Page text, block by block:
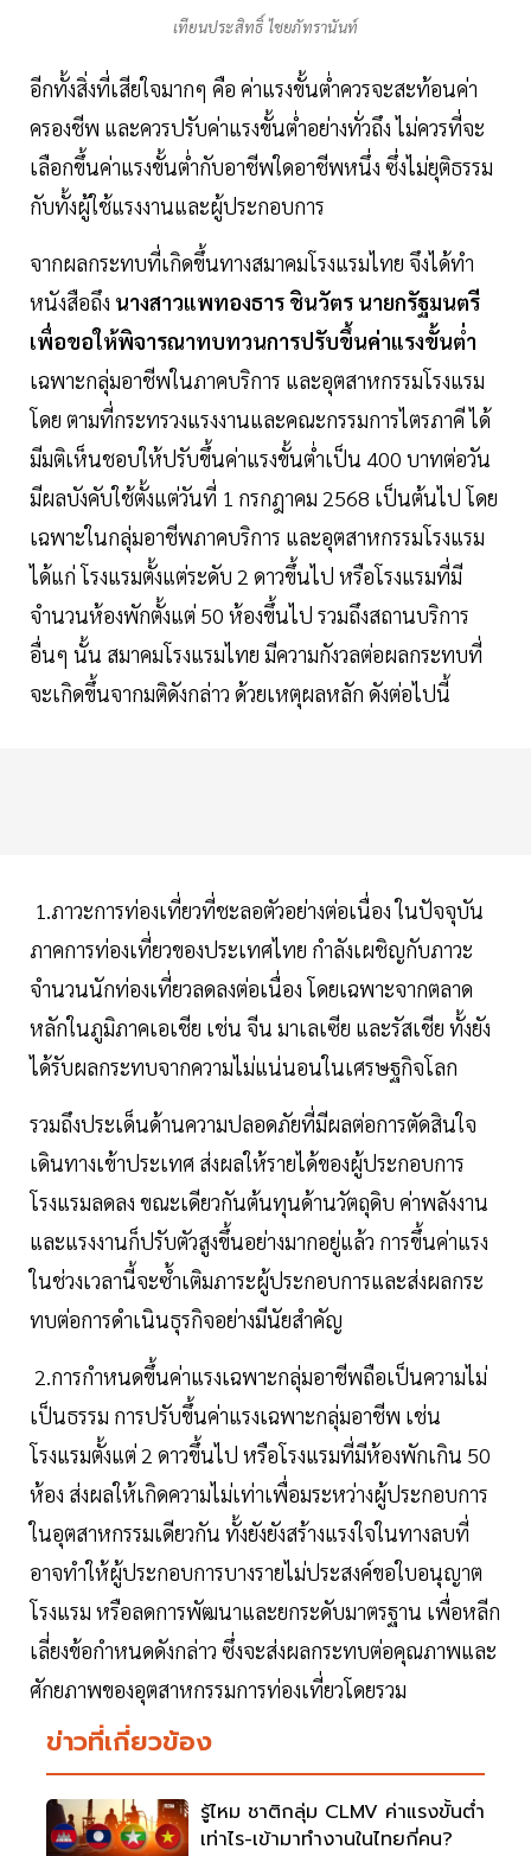
เทียนประสิทธิ์ ไชยภัทรานันท์
อีกทั้งสิ่งที่เสียใจมากๆ คือ ค่าแรงขั้นต่ำควรจะสะท้อนค่า
ครองชีพ และควรปรับค่าแรงขั้นต่ำอย่างทั่วถึง ไม่ควรที่จะ
เลือกขึ้นค่าแรงขั้นต่ำกับอาชีพใดอาชีพหนึ่ง ซึ่งไม่ยุติธรรม
กับทั้งผู้ใช้แรงงานและผู้ประกอบการ
จากผลกระทบที่เกิดขึ้นทางสมาคมโรงแรมไทย จึงได้ทำ
หนังสือถึง นางสาวแพทองธาร ชินวัตร นายกรัฐมนตรี
เพื่อขอให้พิจารณาทบทวนการปรับขึ้นค่าแรงขั้นต่ำ
เฉพาะกลุ่มอาชีพในภาคบริการ และอุตสาหกรรมโรงแรม
โดย ตามที่กระทรวงแรงงานและคณะกรรมการไตรภาคี ได้
มีมติเห็นชอบให้ปรับขึ้นค่าแรงขั้นต่ำเป็น 400 บาทต่อวัน
มีผลบังคับใช้ตั้งแต่วันที่ 1 กรกฎาคม 2568 เป็นต้นไป โดย
เฉพาะในกลุ่มอาชีพภาคบริการ และอุตสาหกรรมโรงแรม
ได้แก่ โรงแรมตั้งแต่ระดับ 2 ดาวขึ้นไป หรือโรงแรมที่มี
จำนวนห้องพักตั้งแต่ 50 ห้องขึ้นไป รวมถึงสถานบริการ
อื่นๆ นั้น สมาคมโรงแรมไทย มีความกังวลต่อผลกระทบที่
จะเกิดขึ้นจากมติดังกล่าว ด้วยเหตุผลหลัก ดังต่อไปนี้
1.ภาวะการท่องเที่ยวที่ชะลอตัวอย่างต่อเนื่อง ในปัจจุบัน
ภาคการท่องเที่ยวของประเทศไทย กำลังเผชิญกับภาวะ
จำนวนนักท่องเที่ยวลดลงต่อเนื่อง โดยเฉพาะจากตลาด
หลักในภูมิภาคเอเชีย เช่น จีน มาเลเซีย และรัสเชีย ทั้งยัง
ได้รับผลกระทบจากความไม่แน่นอนในเศรษฐกิจโลก
รวมถึงประเด็นด้านความปลอดภัยที่มีผลต่อการตัดสินใจ
เดินทางเข้าประเทศ ส่งผลให้รายได้ของผู้ประกอบการ
โรงแรมลดลง ขณะเดียวกันต้นทุนด้านวัตถุดิบ ค่าพลังงาน
และแรงงานก็ปรับตัวสูงขึ้นอย่างมากอยู่แล้ว การขึ้นค่าแรง
ในช่วงเวลานี้จะซ้ำเติมภาระผู้ประกอบการและส่งผลกระ
ทบต่อการดำเนินธุรกิจอย่างมีนัยสำคัญ
2.การกำหนดขึ้นค่าแรงเฉพาะกลุ่มอาชีพถือเป็นความไม่
เป็นธรรม การปรับขึ้นค่าแรงเฉพาะกลุ่มอาชีพ เช่น
โรงแรมตั้งแต่ 2 ดาวขึ้นไป หรือโรงแรมที่มีห้องพักเกิน 50
ห้อง ส่งผลให้เกิดความไม่เท่าเพื่อมระหว่างผู้ประกอบการ
ในอุตสาหกรรมเดียวกัน ทั้งยังยังสร้างแรงใจในทางลบที่
อาจทำให้ผู้ประกอบการบางรายไม่ประสงค์ขอใบอนุญาต
โรงแรม หรือลดการพัฒนาและยกระดับมาตรฐาน เพื่อหลีก
เลี่ยงข้อกำหนดดังกล่าว ซึ่งจะส่งผลกระทบต่อคุณภาพและ
ศักยภาพของอุตสาหกรรมการท่องเที่ยวโดยรวม
ข่าวที่เกี่ยวข้อง
รู้ไหม ชาติกลุ่ม CLMV ค่าแรงขั้นต่ำ
เท่าไร-เข้ามาทำงานในไทยกี่คน?